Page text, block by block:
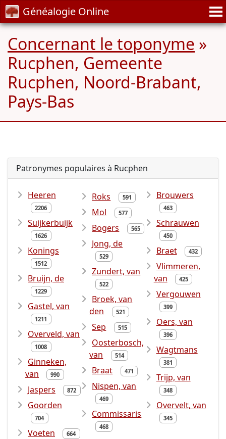
Généalogie Online
Concernant le toponyme »
Rucphen, Gemeente
Rucphen, Noord-Brabant,
Pays-Bas
Patronymes populaires à Rucphen
Heeren
2206
Suijkerbuijk
1626
Konings
1512
Bruijn, de
1229
Gastel, van
1211
Overveld, van
1008
Ginneken,
van
990
Jaspers 872
Goorden
704
Voeten 664
Roks 591
Mol 577
Bogers 565
Jong, de
529
Zundert, van
522
Broek, van
den
521
Sep 515
Oosterbosch,
van
514
Braat 471
Nispen, van
469
Commissaris
468
Brouwers
463
Schrauwen
450
Braet 432
Vlimmeren,
van
425
Vergouwen
399
Oers, van
396
Wagtmans
381
Trijp, van
348
Overvelt, van
345